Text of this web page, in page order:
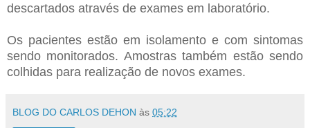
descartados através de exames em laboratório.
Os pacientes estão em isolamento e com sintomas
sendo monitorados. Amostras também estão sendo
colhidas para realização de novos exames.
BLOG DO CARLOS DEHON às 05:22